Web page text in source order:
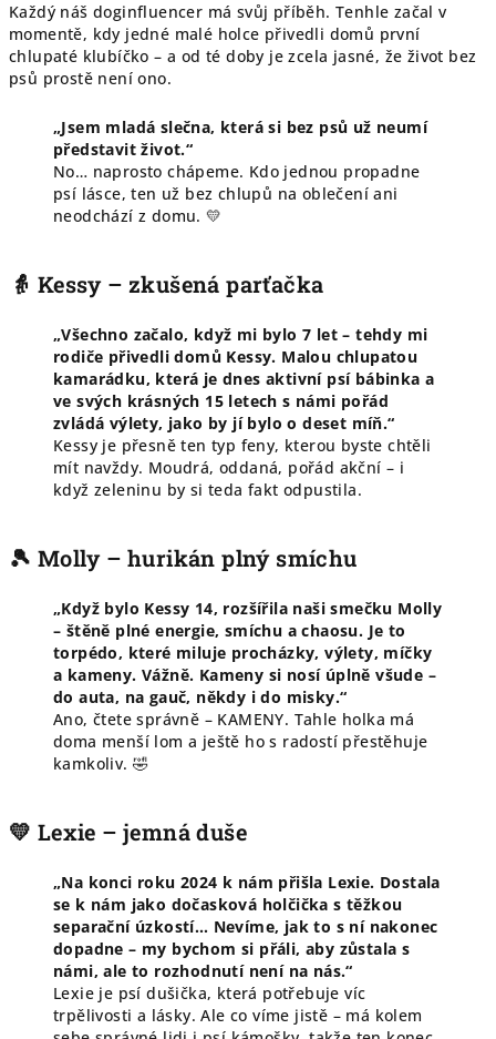
Každý náš doginfluencer má svůj příběh. Tenhle začal v
momentě, kdy jedné malé holce přivedli domů první
chlupaté klubíčko – a od té doby je zcela jasné, že život bez
psů prostě není ono.
„Jsem mladá slečna, která si bez psů už neumí
představit život.“
No… naprosto chápeme. Kdo jednou propadne
psí lásce, ten už bez chlupů na oblečení ani
neodchází z domu. 💛
👵 Kessy – zkušená parťačka
„Všechno začalo, když mi bylo 7 let – tehdy mi
rodiče přivedli domů Kessy. Malou chlupatou
kamarádku, která je dnes aktivní psí bábinka a
ve svých krásných 15 letech s námi pořád
zvládá výlety, jako by jí bylo o deset míň.“
Kessy je přesně ten typ feny, kterou byste chtěli
mít navždy. Moudrá, oddaná, pořád akční – i
když zeleninu by si teda fakt odpustila.
🎾 Molly – hurikán plný smíchu
„Když bylo Kessy 14, rozšířila naši smečku Molly
– štěně plné energie, smíchu a chaosu. Je to
torpédo, které miluje procházky, výlety, míčky
a kameny. Vážně. Kameny si nosí úplně všude –
do auta, na gauč, někdy i do misky.“
Ano, čtete správně – KAMENY. Tahle holka má
doma menší lom a ještě ho s radostí přestěhuje
kamkoliv. 🤣
💛 Lexie – jemná duše
„Na konci roku 2024 k nám přišla Lexie. Dostala
se k nám jako dočasková holčička s těžkou
separační úzkostí… Nevíme, jak to s ní nakonec
dopadne – my bychom si přáli, aby zůstala s
námi, ale to rozhodnutí není na nás.“
Lexie je psí dušička, která potřebuje víc
trpělivosti a lásky. Ale co víme jistě – má kolem